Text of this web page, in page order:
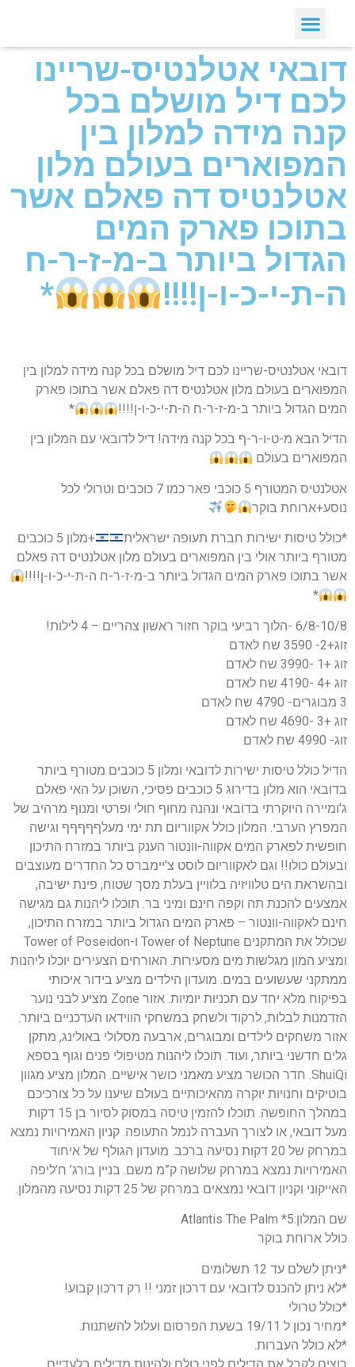
דובאי אטלנטיס-שריינו
לכם דיל מושלם בכל
קנה מידה למלון בין
המפוארים בעולם מלון
אטלנטיס דה פאלם אשר
בתוכו פארק המים
הגדול ביותר ב-מ-ז-ר-ח
ה-ת-י-כ-ו-ן!!!!
*
דובאי אטלנטיס-שריינו לכם דיל מושלם בכל קנה מידה למלון בין
המפוארים בעולם מלון אטלנטיס דה פאלם אשר בתוכו פארק
המים הגדול ביותר ב-מ-ז-ר-ח ה-ת-י-כ-ו-ן!!!!
*
הדיל הבא מ-ט-ו-ר-ף בכל קנה מידה! דיל לדובאי עם המלון בין
המפוארים בעולם
אטלנטיס המטורף 5 כוכבי פאר כמו 7 כוכבים וטרולי לכל
נוסע+ארוחת בוקר
*כולל טיסות ישירות חברת תעופה ישראלית
+מלון 5 כוכבים
מטורף ביותר אולי בין המפוארים בעולם מלון אטלנטיס דה פאלם
אשר בתוכו פארק המים הגדול ביותר ב-מ-ז-ר-ח ה-ת-י-כ-ו-ן!!!!
*
6/8-10/8 -הלוך רביעי בוקר חזור ראשון צהריים – 4 לילות!
זוג+2- 3590 שח לאדם
זוג +1 -3990 שח לאדם
זוג +4 -4190 שח לאדם
3 מבוגרים- 4790 שח לאדם
זוג +3 -4690 שח לאדם
זוג- 4990 שח לאדם
הדיל כולל טיסות ישירות לדובאי ומלון 5 כוכבים מטורף ביותר
בדובאי הוא מלון בדירוג 5 כוכבים פסיכי, השוכן על האי פאלם
ג'ומיירה היוקרתי בדובאי ונהנה מחוף חולי ופרטי ומנוף מרהיב של
המפרץ הערבי. המלון כולל אקווריום תת ימי מעלףףףףף וגישה
חופשית לפארק המים אקווה-וונטור הענק ביותר במזרח התיכון
ובעולם כולו!! וגם לאקווריום לוסט צ'יימברס כל החדרים מעוצבים
ובהשראת הים טלוויזיה בלוויין בעלת מסך שטוח, פינת ישיבה,
אמצעים להכנת תה וקפה חינם ומיני בר. תוכלו ליהנות גם מגישה
חינם לאקווה-וונטור – פארק המים הגדול ביותר במזרח התיכון,
שכולל את המתקנים Tower of Neptune ו-Tower of Poseidon
ומציע המון מגלשות מים מסעירות. האורחים הצעירים יוכלו ליהנות
ממתקני שעשועים במים. מועדון הילדים מציע בידור איכותי
בפיקוח מלא יחד עם תכניות יומיות. אזור Zone מציע לבני נוער
הזדמנות לבלות, לרקוד ולשחק במשחקי הווידאו העדכניים ביותר.
אזור משחקים לילדים ומבוגרים, ארבעה מסלולי באולינג, מתקן
גלים חדשני ביותר, ועוד. תוכלו ליהנות מטיפולי פנים וגוף בספא
ShuiQi. חדר הכושר מציע מאמני כושר אישיים. המלון מציע מגוון
בוטיקים וחנויות יוקרה מהאיכותיים בעולם שיענו על כל צורכיכם
במהלך החופשה. תוכלו להזמין טיסה במסוק לסיור בן 15 דקות
מעל דובאי, או לצורך העברה לנמל התעופה. קניון האמירויות נמצא
במרחק של 20 דקות נסיעה ברכב. מועדון הגולף של איחוד
האמירויות נמצא במרחק שלושה ק”מ משם. בניין בורג’ ח’ליפה
האייקוני וקניון דובאי נמצאים במרחק של 25 דקות נסיעה מהמלון.
שם המלון:5* Atlantis The Palm
כולל ארוחת בוקר
*ניתן לשלם עד 12 תשלומים
*לא ניתן להכנס לדובאי עם דרכון זמני !! רק דרכון קבוע!
*כולל טרולי
*מחיר נכון ל 19/11 בשעת הפרסום ועלול להשתנות.
*לא כולל העברות.